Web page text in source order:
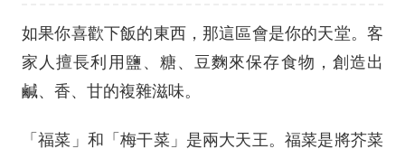
如果你喜歡下飯的東西，那這區會是你的天堂。客
家人擅長利用鹽、糖、豆麴來保存食物，創造出
鹹、香、甘的複雜滋味。
「福菜」和「梅干菜」是兩大天王。福菜是將芥菜